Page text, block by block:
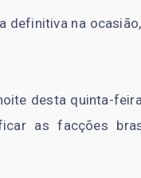
definitiva na
desta quinta-
as facções